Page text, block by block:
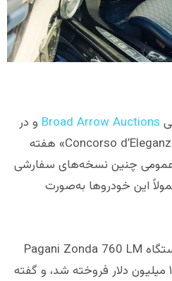
Broad Arrow Auctions و در
جریان رویداد «Concorso d’Eleganza Villa d’Este» هفته
چنین نسخه‌های سفارشی
این خودروها به‌صورت
در اواخر سال ۲۰۲۴ نیز یک دستگاه Pagani Zonda 760 LM
Roadster به قیمت بیش از ۱۱ میلیون دلار فروخته شد، و گفته